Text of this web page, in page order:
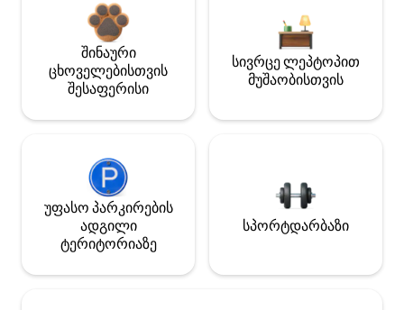
შინაური
ცხოველებისთვის
შესაფერისი
სივრცე ლეპტოპით
მუშაობისთვის
უფასო პარკირების
ადგილი
ტერიტორიაზე
სპორტდარბაზი